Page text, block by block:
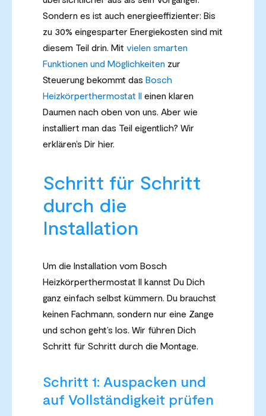
Sondern es ist auch energieeffizienter: Bis
zu 30% eingesparter Energiekosten sind mit
diesem Teil drin. Mit vielen smarten
Funktionen und Möglichkeiten zur
Steuerung bekommt das Bosch
Heizkörperthermostat II einen klaren
Daumen nach oben von uns. Aber wie
installiert man das Teil eigentlich? Wir
erklären’s Dir hier.
Schritt für Schritt
durch die
Installation
Um die Installation vom Bosch
Heizkörperthermostat II kannst Du Dich
ganz einfach selbst kümmern. Du brauchst
keinen Fachmann, sondern nur eine Zange
und schon geht’s los. Wir führen Dich
Schritt für Schritt durch die Montage.
Schritt 1: Auspacken und
auf Vollständigkeit prüfen